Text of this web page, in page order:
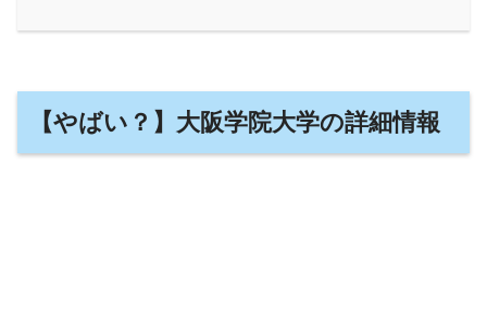
【やばい？】大阪学院大学の詳細情報